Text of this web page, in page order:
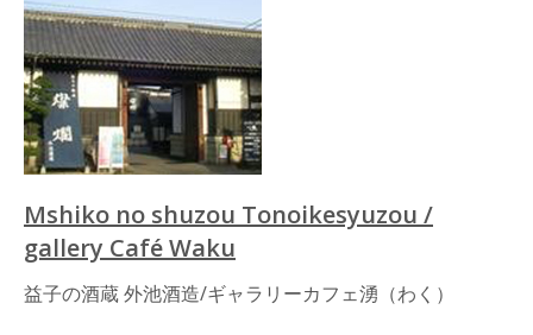
Mshiko no shuzou Tonoikesyuzou /
gallery Café Waku
益子の酒蔵 外池酒造/ギャラリーカフェ湧（わく）